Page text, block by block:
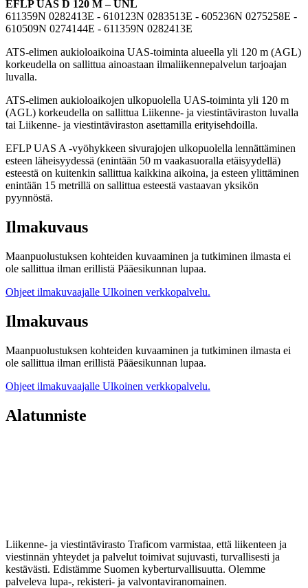
EFLP UAS D 120 M – UNL
611359N 0282413E - 610123N 0283513E - 605236N 0275258E -
610509N 0274144E - 611359N 0282413E
ATS-elimen aukioloaikoina UAS-toiminta alueella yli 120 m (AGL)
korkeudella on sallittua ainoastaan ilmaliikennepalvelun tarjoajan
luvalla.
ATS-elimen aukioloaikojen ulkopuolella UAS-toiminta yli 120 m
(AGL) korkeudella on sallittua Liikenne- ja viestintäviraston luvalla
tai Liikenne- ja viestintäviraston asettamilla erityisehdoilla.
EFLP UAS A -vyöhykkeen sivurajojen ulkopuolella lennättäminen
esteen läheisyydessä (enintään 50 m vaakasuoralla etäisyydellä)
esteestä on kuitenkin sallittua kaikkina aikoina, ja esteen ylittäminen
enintään 15 metrillä on sallittua esteestä vastaavan yksikön
pyynnöstä.
Ilmakuvaus
Maanpuolustuksen kohteiden kuvaaminen ja tutkiminen ilmasta ei
ole sallittua ilman erillistä Pääesikunnan lupaa.
Ohjeet ilmakuvaajalle Ulkoinen verkkopalvelu.
Ilmakuvaus
Maanpuolustuksen kohteiden kuvaaminen ja tutkiminen ilmasta ei
ole sallittua ilman erillistä Pääesikunnan lupaa.
Ohjeet ilmakuvaajalle Ulkoinen verkkopalvelu.
Alatunniste
Liikenne- ja viestintävirasto Traficom varmistaa, että liikenteen ja
viestinnän yhteydet ja palvelut toimivat sujuvasti, turvallisesti ja
kestävästi. Edistämme Suomen kyberturvallisuutta. Olemme
palveleva lupa-, rekisteri- ja valvontaviranomainen.